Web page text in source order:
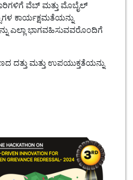
ವೆಬ್ ಮತ್ತು ಮೊಬೈಲ್
ಕಾರ್ಯಕ್ಷಮತೆಯನ್ನು
ಎಲ್ಲಾ ಭಾಗವಹಿಸುವವರೊಂದಿಗೆ
ದತ್ತು ಮತ್ತು ಉಪಯುಕ್ತತೆಯನ್ನು